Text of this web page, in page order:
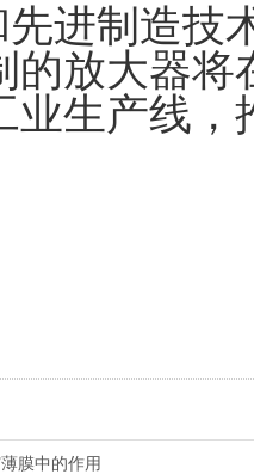
进制造技
的放大器
业生产线，
膜中的作用